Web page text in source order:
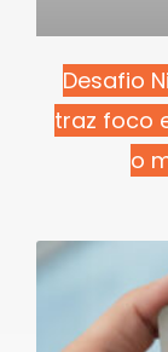
Desafio
traz foco
o